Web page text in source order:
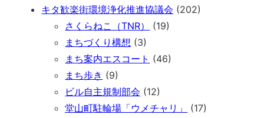
キタ歓楽街環境浄化推進協議会 (202)
さくらねこ（TNR）
(19)
まちづくり構想 (3)
まち案内エスコート (46)
まち歩き (9)
ビル自主規制部会 (12)
堂山町駐輪場「ウメチャリ」
(17)